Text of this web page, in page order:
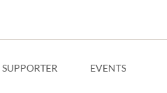
SUPPORTER EVENTS